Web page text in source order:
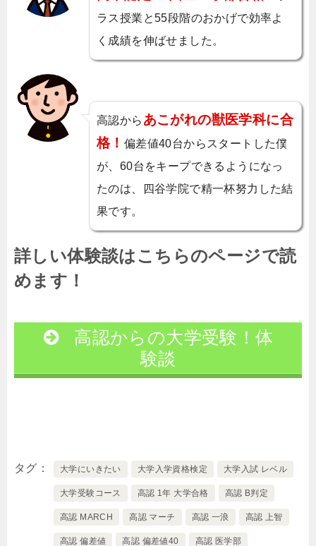
ラス授業と55段階のおかげで効率よ
く成績を伸ばせました。
高認から あこがれの獣医学科に合
格！ 偏差値40台からスタートした僕
が、60台をキープできるようになっ
たのは、四谷学院で精一杯努力した結
果です。
詳しい体験談はこちらのページで読
めます！
高認からの大学受験！体
験談
タグ 大学にいきたい 大学入学資格検定 大学入試 レベル
大学受験コース 高認 1年 大学合格 高認 B判定
高認 MARCH 高認 マーチ 高認 一浪 高認 上智
高認 偏差値 高認 偏差値40 高認 医学部